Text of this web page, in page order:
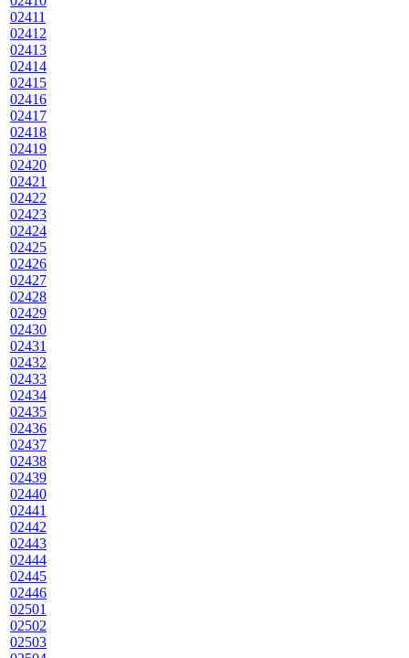
02411
02412
02413
02414
02415
02416
02417
02418
02419
02420
02421
02422
02423
02424
02425
02426
02427
02428
02429
02430
02431
02432
02433
02434
02435
02436
02437
02438
02439
02440
02441
02442
02443
02444
02445
02446
02501
02502
02503